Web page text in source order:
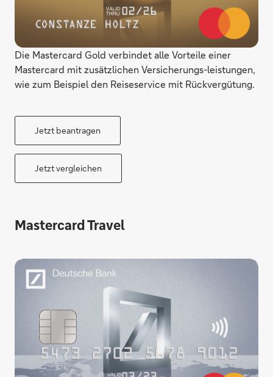
Die Mastercard Gold verbindet alle Vorteile einer
Mastercard mit zusätzlichen Versicherungs-leistungen,
wie zum Beispiel den Reiseservice mit Rückvergütung.
Jetzt beantragen
Jetzt vergleichen
Mastercard Travel